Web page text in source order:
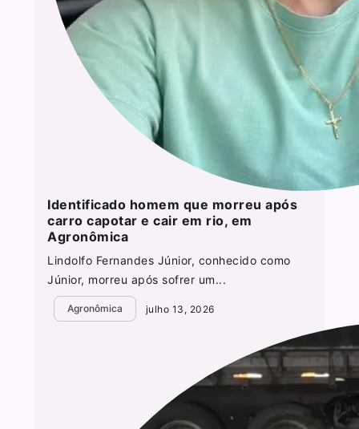
Identificado homem que morreu após
carro capotar e cair em rio, em
Agronômica
Lindolfo Fernandes Júnior, conhecido como
Júnior, morreu após sofrer um...
Agronômica julho 13, 2026